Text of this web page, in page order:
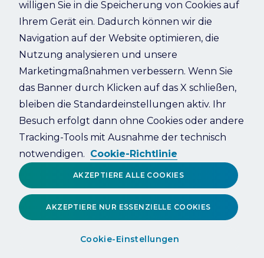
Something went wrong. Please try refreshing the app
Refresh
willigen Sie in die Speicherung von Cookies auf
Ihrem Gerät ein. Dadurch können wir die
Navigation auf der Website optimieren, die
Nutzung analysieren und unsere
Marketingmaßnahmen verbessern. Wenn Sie
das Banner durch Klicken auf das X schließen,
bleiben die Standardeinstellungen aktiv. Ihr
Besuch erfolgt dann ohne Cookies oder andere
Tracking-Tools mit Ausnahme der technisch
notwendigen. Cookie-Richtlinie
Cookie-Einstellungen
AKZEPTIERE NUR ESSENZIELLE COOKIES
AKZEPTIERE ALLE COOKIES